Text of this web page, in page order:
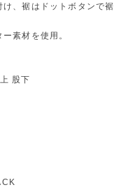
、裾はドットボタンで裾
素材を使用。
股下